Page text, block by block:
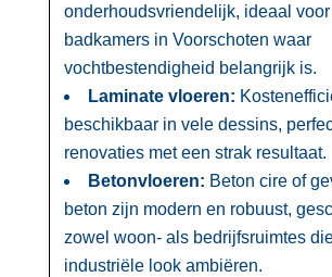
onderhoudsvriendelijk, ideaal
badkamers in Voorschoten waar
vochtbestendigheid belangrijk is.​
Laminate vloeren:
beschikbaar in vele dessins,
renovaties met een strak resultaat.​
Betonvloeren: Beton cire of
beton zijn modern en robuust,
zowel woon- als bedrijfsruimtes
industriële look ambiëren.​